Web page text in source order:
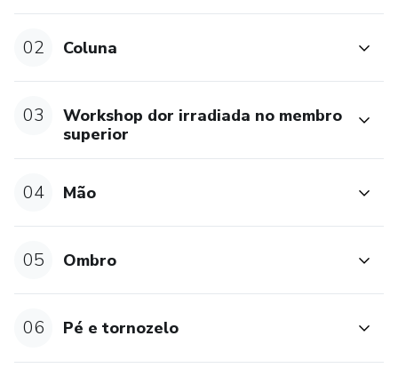
Te vejo do outro lado!
02 Coluna
03
Workshop dor irradiada no membro
superior
04 Mão
05 Ombro
06 Pé e tornozelo